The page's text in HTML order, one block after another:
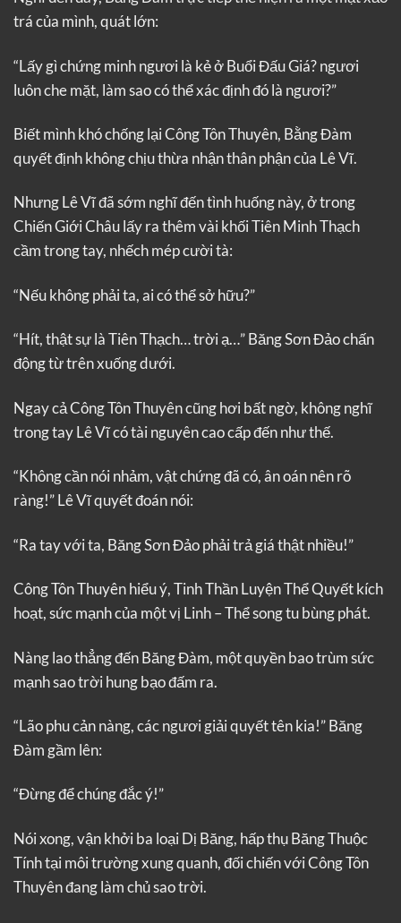
trá của mình, quát lớn:
“Lấy gì chứng minh ngươi là kẻ ở Buổi Đấu Giá? ngươi
luôn che mặt, làm sao có thể xác định đó là ngươi?”
Biết mình khó chống lại Công Tôn Thuyên, Bằng Đàm
quyết định không chịu thừa nhận thân phận của Lê Vĩ.
Nhưng Lê Vĩ đã sớm nghĩ đến tình huống này, ở trong
Chiến Giới Châu lấy ra thêm vài khối Tiên Minh Thạch
cầm trong tay, nhếch mép cười tà:
“Nếu không phải ta, ai có thể sở hữu?”
“Hít, thật sự là Tiên Thạch… trời ạ…” Băng Sơn Đảo chấn
động từ trên xuống dưới.
Ngay cả Công Tôn Thuyên cũng hơi bất ngờ, không nghĩ
trong tay Lê Vĩ có tài nguyên cao cấp đến như thế.
“Không cần nói nhảm, vật chứng đã có, ân oán nên rõ
ràng!” Lê Vĩ quyết đoán nói:
“Ra tay với ta, Băng Sơn Đảo phải trả giá thật nhiều!”
Công Tôn Thuyên hiểu ý, Tinh Thần Luyện Thể Quyết kích
hoạt, sức mạnh của một vị Linh – Thể song tu bùng phát.
Nàng lao thẳng đến Băng Đàm, một quyền bao trùm sức
mạnh sao trời hung bạo đấm ra.
“Lão phu cản nàng, các ngươi giải quyết tên kia!” Băng
Đàm gầm lên:
“Đừng để chúng đắc ý!”
Nói xong, vận khởi ba loại Dị Băng, hấp thụ Băng Thuộc
Tính tại môi trường xung quanh, đối chiến với Công Tôn
Thuyên đang làm chủ sao trời.